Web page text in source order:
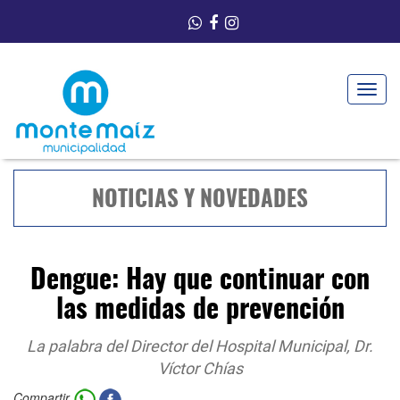
Toggle
NOTICIAS Y NOVEDADES
Dengue: Hay que continuar con
las medidas de prevención
La palabra del Director del Hospital Municipal, Dr.
Víctor Chías